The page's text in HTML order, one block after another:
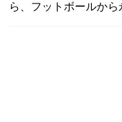
ら、フットボールから